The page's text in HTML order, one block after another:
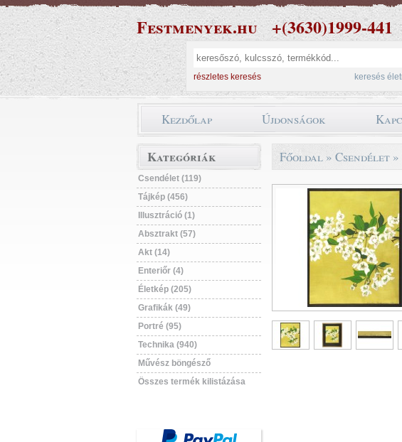
Festmenyek.hu +(3630)1999-441
részletes keresés keresés
Kezdőlap Újdonságok
Kategóriák
Csendélet (119)
Tájkép (456)
Illusztráció (1)
Absztrakt (57)
Akt (14)
Enteriőr (4)
Életkép (205)
Grafikák (49)
Portré (95)
Technika (940)
Művész böngésző
Összes termék kilistázása
Főoldal » Csendélet »